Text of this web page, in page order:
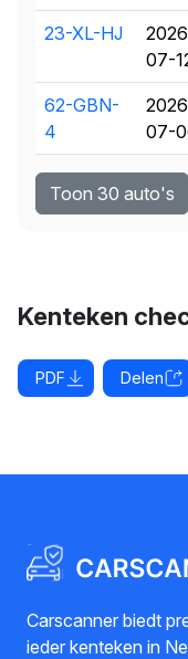
23-XL-HJ
07-
62-GBN-
4
07-
Toon 30 auto's
Kenteken
PDF Delen
Carscanner biedt
ieder kenteken in